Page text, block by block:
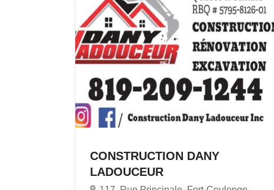
CONSTRUCTION DANY
LADOUCEUR